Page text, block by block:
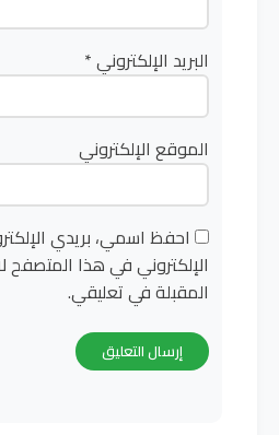
البريد الإلكتروني*
الموقع الإلكتروني
احفظ اسمي، بريدي
الإلكتروني في هذا المتصفح
المقبلة في تعليقي.